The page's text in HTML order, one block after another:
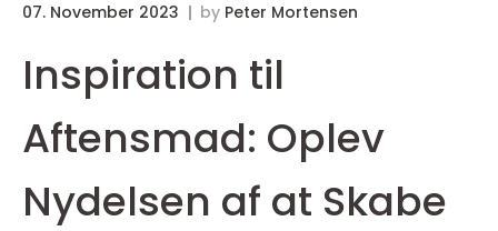
07. November 2023 by Peter Mortensen
Inspiration til
Aftensmad: Oplev
Nydelsen af at Skabe